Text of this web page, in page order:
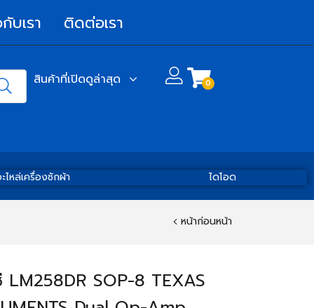
บเรา ติดต่อเรา
สินค้าที่เปิดดูล่าสุด 0
ไหล่เครื่องซักผ้า ไดโอด
หน้าก่อนหน้า
LM258DR SOP-8 TEXAS